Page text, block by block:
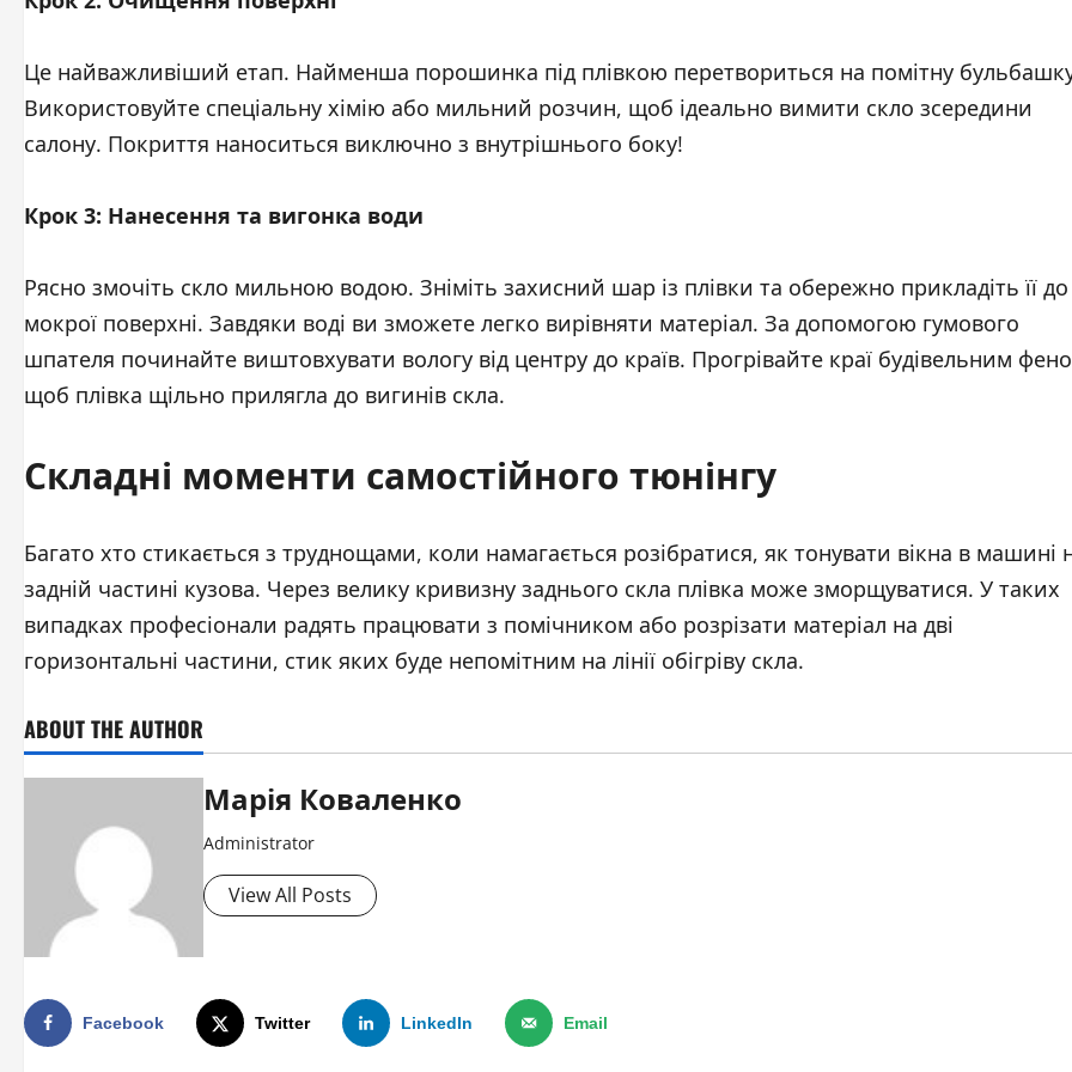
Це найважливіший етап. Найменша порошинка під плівкою перетвориться на помітну
Використовуйте спеціальну хімію або мильний розчин, щоб ідеально вимити скло зсередини
салону. Покриття наноситься виключно з внутрішнього боку!
Крок 3: Нанесення та вигонка води
Рясно змочіть скло мильною водою. Зніміть захисний шар із плівки та обережно прикладіть її до
мокрої поверхні. Завдяки воді ви зможете легко вирівняти матеріал. За допомогою гумового
шпателя починайте виштовхувати вологу від центру до країв. Прогрівайте краї будівельним
щоб плівка щільно прилягла до вигинів скла.
Складні моменти самостійного тюнінгу
Багато хто стикається з труднощами, коли намагається розібратися, як тонувати вікна в машині
задній частині кузова. Через велику кривизну заднього скла плівка може зморщуватися. У таких
випадках професіонали радять працювати з помічником або розрізати матеріал на дві
горизонтальні частини, стик яких буде непомітним на лінії обігріву скла.
ABOUT THE AUTHOR
Марія Коваленко
Administrator
View All Posts
Facebook Twitter LinkedIn Email